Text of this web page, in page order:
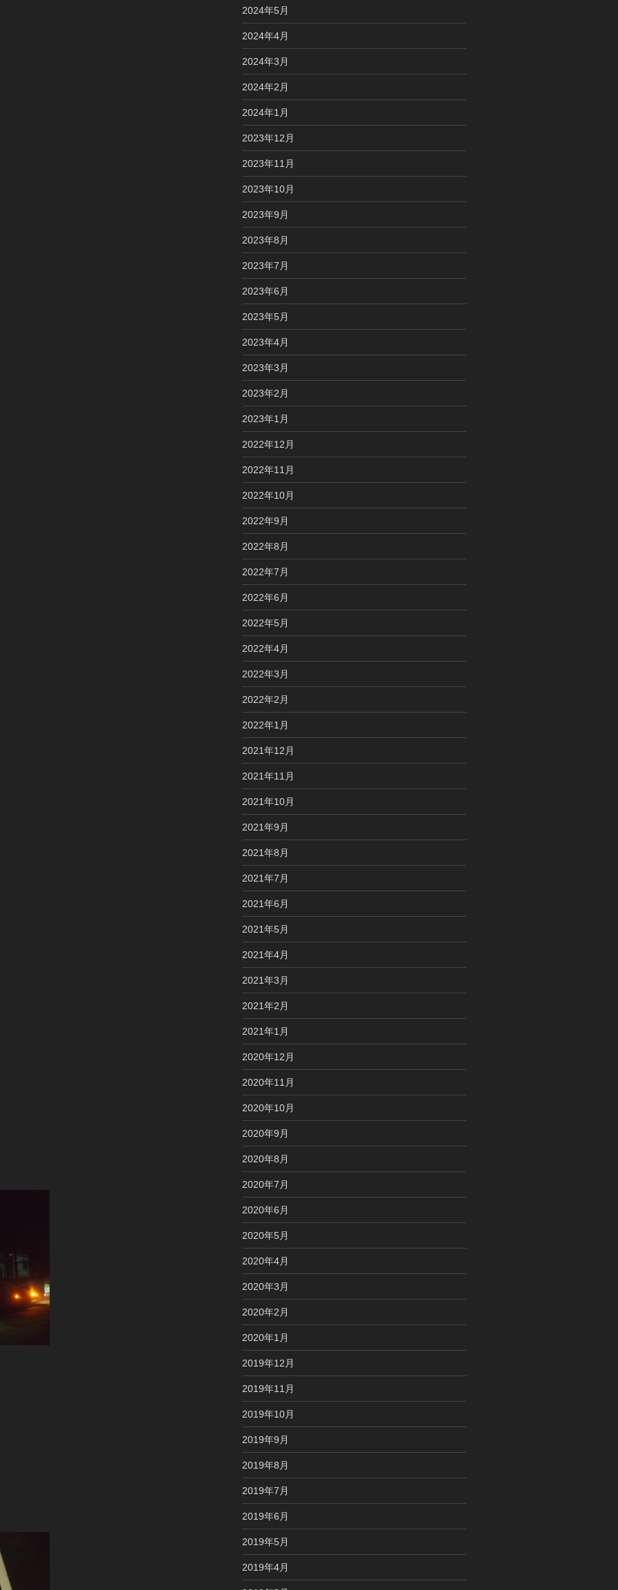
2024年5月
2024年4月
2024年3月
2024年2月
2024年1月
2023年12月
2023年11月
2023年10月
2023年9月
2023年8月
2023年7月
2023年6月
2023年5月
2023年4月
2023年3月
2023年2月
2023年1月
2022年12月
2022年11月
2022年10月
2022年9月
2022年8月
2022年7月
2022年6月
2022年5月
2022年4月
2022年3月
2022年2月
2022年1月
2021年12月
2021年11月
2021年10月
2021年9月
2021年8月
2021年7月
2021年6月
2021年5月
2021年4月
2021年3月
2021年2月
2021年1月
2020年12月
2020年11月
2020年10月
2020年9月
2020年8月
2020年7月
2020年6月
2020年5月
2020年4月
2020年3月
2020年2月
2020年1月
2019年12月
2019年11月
2019年10月
2019年9月
2019年8月
2019年7月
2019年6月
2019年5月
2019年4月